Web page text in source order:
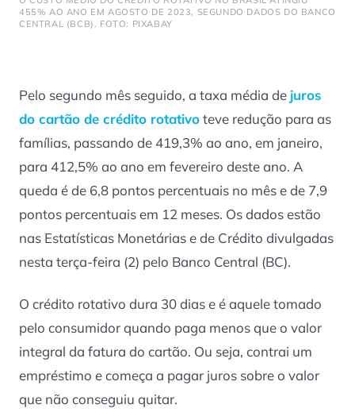
455% AO ANO EM AGOSTO DE 2023, SEGUNDO DADOS DO BANCO
CENTRAL (BCB). FOTO: PIXABAY
Pelo segundo mês seguido, a taxa média de juros
do cartão de crédito rotativoteve redução para as
famílias, passando de 419,3% ao ano, em janeiro,
para 412,5% ao ano em fevereiro deste ano. A
queda é de 6,8 pontos percentuais no mês e de 7,9
pontos percentuais em 12 meses. Os dados estão
nas Estatísticas Monetárias e de Crédito divulgadas
nesta terça-feira (2) pelo Banco Central (BC).
O crédito rotativo dura 30 dias e é aquele tomado
pelo consumidor quando paga menos que o valor
integral da fatura do cartão. Ou seja, contrai um
empréstimo e começa a pagar juros sobre o valor
que não conseguiu quitar.